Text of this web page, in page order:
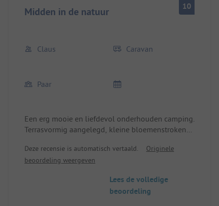
Midden in de natuur 10
Claus Caravan
Paar
Een erg mooie en liefdevol onderhouden camping.
Terrasvormig aangelegd, kleine bloemenstroken
Zeer rustige camping, omgeven door bomen met
staanplaatsen zowel op de open plek als
broodjesservice, gratis WLAN bij de receptie.
Deze recensie is automatisch vertaald.
Originele
beoordeling weergeven
Lees de volledige
beoordeling